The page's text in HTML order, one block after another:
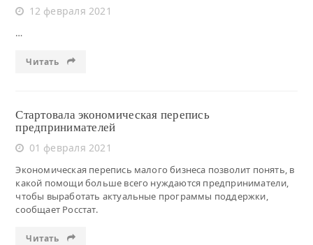
12 февраля 2021
…
Читать
Стартовала экономическая перепись
предпринимателей
01 февраля 2021
Экономическая перепись малого бизнеса позволит понять, в
какой помощи больше всего нуждаются предприниматели,
чтобы выработать актуальные программы поддержки,
сообщает Росстат.
Читать